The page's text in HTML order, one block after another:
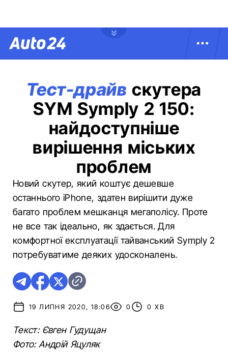
Тест-драйв скутера
SYM Symply 2 150:
найдоступніше
вирішення міських
проблем
Новий скутер, який коштує дешевше
останнього iPhone, здатен вирішити дуже
багато проблем мешканця мегаполісу. Проте
не все так ідеально, як здається. Для
комфортної експлуатації тайванський Symply 2
потребуватиме деяких удосконалень.
19 ЛИПНЯ 2020, 18:06 0 0 ХВ
Текст: Євген Гудущан
Фото: Андрій Яцуляк